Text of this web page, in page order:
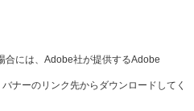
合には、Adobe社が提供するAdobe
ナーのリンク先からダウンロードしてく